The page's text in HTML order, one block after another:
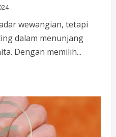
wewangian, tetapi
dalam menunjang
Dengan memilih...